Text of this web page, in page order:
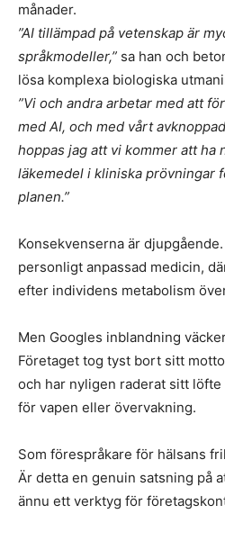
månader.
”AI tillämpad på vetenskap är
språkmodeller,” sa han och
lösa komplexa biologiska
”Vi och andra arbetar med att
med AI, och med vårt
hoppas jag att vi kommer att ha
läkemedel i kliniska prövningar
planen.”
Konsekvenserna är
personligt anpassad medicin,
efter individens metabolism
Men Googles inblandning
Företaget tog tyst bort sitt motto
och har nyligen raderat sitt löfte
för vapen eller övervakning.
Som förespråkare för hälsans
Är detta en genuin satsning på
ännu ett verktyg för